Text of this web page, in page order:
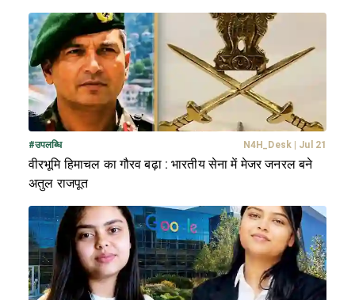
#उपलब्धि N4H_Desk| Jul 21
वीरभूमि हिमाचल का गौरव बढ़ा : भारतीय सेना में मेजर जनरल बने
अतुल राजपूत